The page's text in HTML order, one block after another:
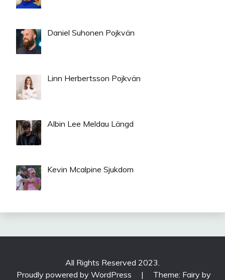
Daniel Suhonen Pojkvän
Linn Herbertsson Pojkvän
Albin Lee Meldau Längd
Kevin Mcalpine Sjukdom
All Rights Reserved 2023.
Proudly powered by WordPress
| Theme: Fairy by